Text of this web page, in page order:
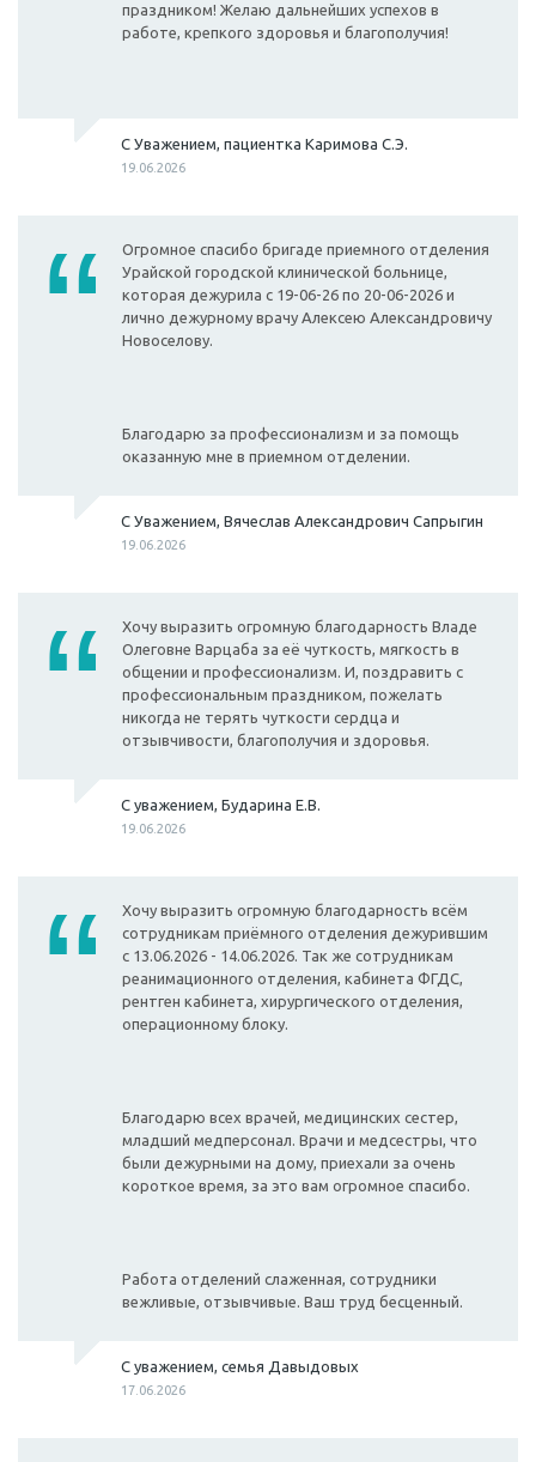
праздником! Желаю дальнейших успехов в
работе, крепкого здоровья и благополучия!
С Уважением, пациентка Каримова С.Э.
19.06.2026
Огромное спасибо бригаде приемного отделения
Урайской городской клинической больнице,
которая дежурила с 19-06-26 по 20-06-2026 и
лично дежурному врачу Алексею Александровичу
Новоселову.
Благодарю за профессионализм и за помощь
оказанную мне в приемном отделении.
С Уважением, Вячеслав Александрович Сапрыгин
19.06.2026
Хочу выразить огромную благодарность Владе
Олеговне Варцаба за её чуткость, мягкость в
общении и профессионализм. И, поздравить с
профессиональным праздником, пожелать
никогда не терять чуткости сердца и
отзывчивости, благополучия и здоровья.
С уважением, Бударина Е.В.
19.06.2026
Хочу выразить огромную благодарность всём
сотрудникам приёмного отделения дежурившим
с 13.06.2026 - 14.06.2026. Так же сотрудникам
реанимационного отделения, кабинета ФГДС,
рентген кабинета, хирургического отделения,
операционному блоку.
Благодарю всех врачей, медицинских сестер,
младший медперсонал. Врачи и медсестры, что
были дежурными на дому, приехали за очень
короткое время, за это вам огромное спасибо.
Работа отделений слаженная, сотрудники
вежливые, отзывчивые. Ваш труд бесценный.
С уважением, семья Давыдовых
17.06.2026